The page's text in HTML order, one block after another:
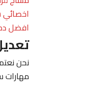
افضل
نحن
مهارات